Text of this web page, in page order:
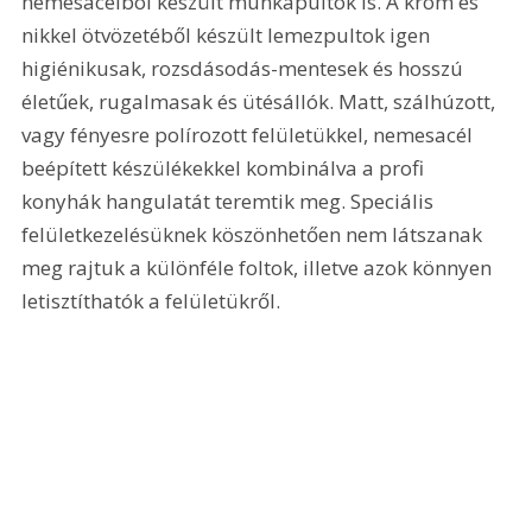
nikkel ötvözetéből készült lemezpultok igen
higiénikusak, rozsdásodás-mentesek és hosszú
életűek, rugalmasak és ütésállók. Matt, szálhúzott,
vagy fényesre polírozott felületükkel, nemesacél
beépített készülékekkel kombinálva a profi
konyhák hangulatát teremtik meg. Speciális
felületkezelésüknek köszönhetően nem látszanak
meg rajtuk a különféle foltok, illetve azok könnyen
letisztíthatók a felületükről.